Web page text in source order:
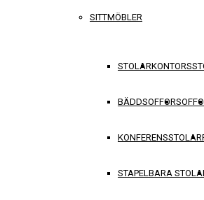
SITTMÖBLER
STOLAR
BÄDDSOFFOR
KONFERENSSTOLAR
STAPELBARA